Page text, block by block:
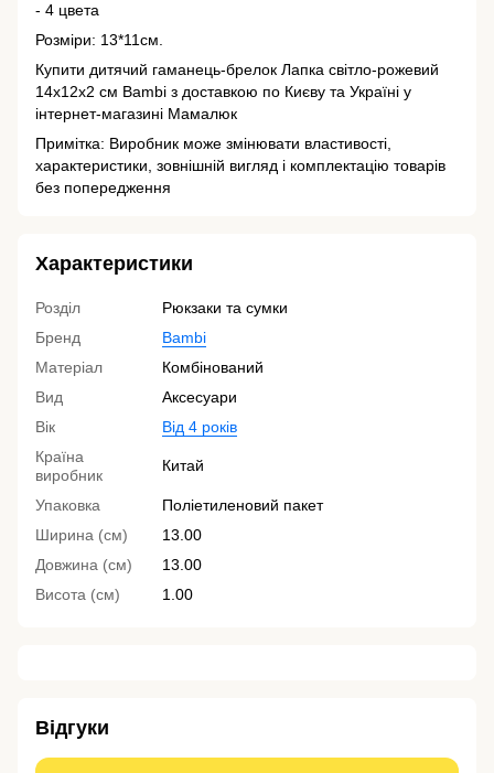
- 4 цвета
Розміри: 13*11см.
Купити дитячий гаманець-брелок Лапка світло-рожевий
14х12х2 см Bambi з доставкою по Києву та Україні у
інтернет-магазині Мамалюк
Примітка: Виробник може змінювати властивості,
характеристики, зовнішній вигляд і комплектацію товарів
без попередження
Характеристики
Розділ
Рюкзаки та сумки
Бренд
Bambi
Матеріал
Комбінований
Вид
Аксесуари
Вік
Від 4 років
Країна
виробник
Китай
Упаковка
Поліетиленовий пакет
Ширина (см)
13.00
Довжина (см)
13.00
Висота (см)
1.00
Відгуки